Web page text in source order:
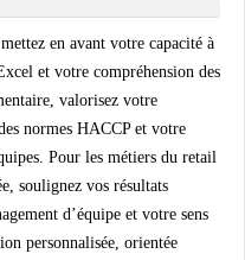
en avant votre capacité à
et votre compréhension des
valorisez votre
normes HACCP et votre
Pour les métiers du retail
soulignez vos résultats
d’équipe et votre sens
personnalisée, orientée